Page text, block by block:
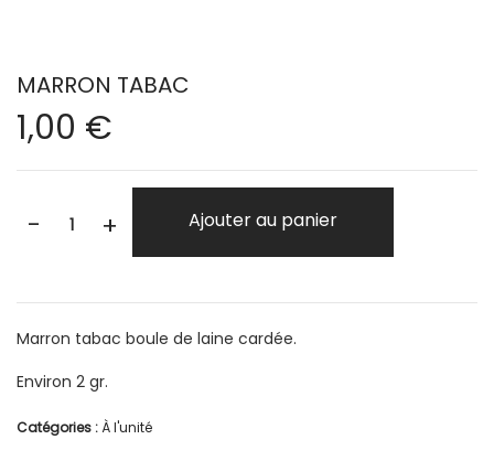
MARRON TABAC
1,00 €
- + Ajouter au panier
Marron tabac boule de laine cardée.
Environ 2 gr.
Catégories : À l'unité